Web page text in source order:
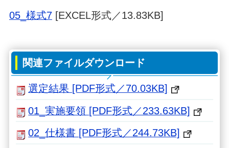
05_様式7[EXCEL形式／13.83KB]
関連ファイルダウンロード
選定結果 [PDF形式／70.03KB]
01_実施要領 [PDF形式／233.63KB]
02_仕様書 [PDF形式／244.73KB]